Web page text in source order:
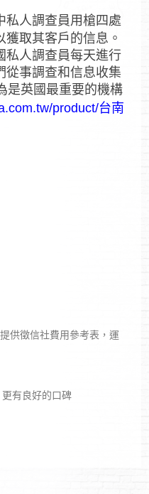
私人調查員用槍四處
取其客戶的信息。
私人調查員每天進行
從事調查和信息收集
是英國最重要的機構
product/台南
供徵信社費用參考表，運
有良好的口碑‎